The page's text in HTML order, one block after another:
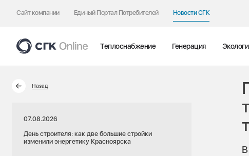
Сайт компании Единый Портал Потребителей Новости СГК
Теплоснабжение Генерация
Назад
07.08.2026
День строителя: как две большие стройки
изменили энергетику Красноярска